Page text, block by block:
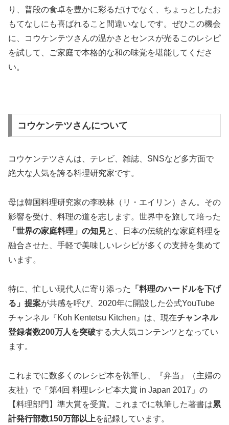
り、普段の食卓を豊かに彩るだけでなく、ちょっとしたお
もてなしにも喜ばれること間違いなしです。ぜひこの機会
に、コウケンテツさんの温かさとセンスが光るこのレシピ
を試して、ご家庭で本格的な和の味覚を堪能してくださ
い。
コウケンテツさんについて
コウケンテツさんは、テレビ、雑誌、SNSなど多方面で
絶大な人気を誇る料理研究家です。
母は韓国料理研究家の李映林（リ・エイリン）さん。その
影響を受け、料理の道を志します。世界中を旅して培った
「世界の家庭料理」の知見と、日本の伝統的な家庭料理を
融合させた、手軽で美味しいレシピが多くの支持を集めて
います。
特に、忙しい現代人に寄り添った
「料理のハードルを下げ
る」提案が共感を呼び、2020年に開設した公式YouTube
チャンネル『Koh Kentetsu Kitchen』は、現在チャンネル
登録者数200万人を突破する大人気コンテンツとなってい
ます。
これまでに数多くのレシピ本を執筆し、『弁当』（主婦の
友社）で「第4回 料理レシピ本大賞 in Japan 2017」の
【料理部門】準大賞を受賞。これまでに執筆した著書は累
計発行部数150万部以上を記録しています。